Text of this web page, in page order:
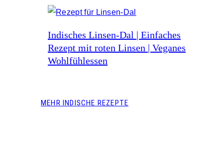
Indisches Linsen-Dal | Einfaches
Rezept mit roten Linsen | Veganes
Wohlfühlessen
MEHR INDISCHE REZEPTE